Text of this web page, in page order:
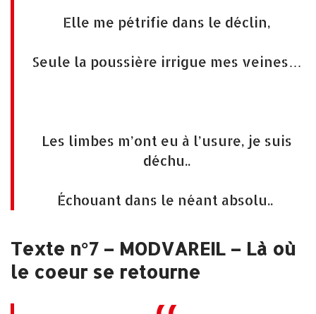
Elle me pétrifie dans le déclin,
Seule la poussière irrigue mes veines…
Les limbes m’ont eu à l’usure, je suis
déchu..
Échouant dans le néant absolu..
Texte n°7 – MODVAREIL – Là où
le coeur se retourne